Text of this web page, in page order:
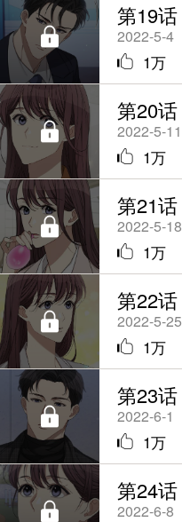
第19话
2022-5-4
1万
第20话
2022-5-11
1万
第21话
2022-5-18
1万
第22话
2022-5-25
1万
第23话
2022-6-1
1万
第24话
2022-6-8